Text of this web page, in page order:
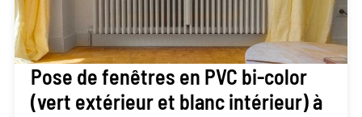
Pose de fenêtres en PVC bi-color
(vert extérieur et blanc intérieur) à